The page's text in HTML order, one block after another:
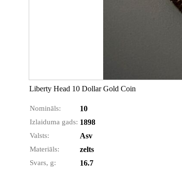
Liberty Head 10 Dollar Gold Coin
Nomināls: 10
Izlaiduma gads: 1898
Valsts: Asv
Materiāls: zelts
Svars, g: 16.7